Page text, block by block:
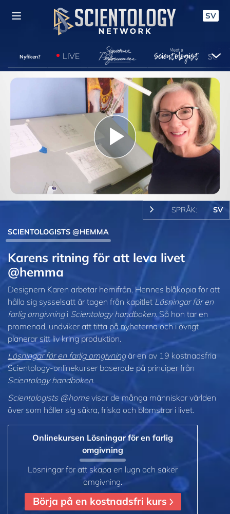
SV
Nyfiken? LIVE
Play
Video
SPRÅK: SV
SCIENTOLOGISTS @HEMMA
Karens ritning för att leva livet
@hemma
Designern Karen arbetar hemifrån. Hennes blåkopia för att
hålla sig sysselsatt är tagen från kapitlet Lösningar för en
farlig omgivningi Scientology handboken. Så hon tar en
promenad, undviker att titta på nyheterna och i övrigt
planerar sitt liv kring produktion.
Lösningar för en farlig omgivningär en av 19 kostnadsfria
Scientology-onlinekurser baserade på principer från
Scientology handboken.
Scientologists @home visar de många människor världen
över som håller sig säkra, friska och blomstrar i livet.
Onlinekursen Lösningar för en farlig
omgivning
Lösningar för att skapa en lugn och säker
omgivning.
Börja på en kostnadsfri kurs